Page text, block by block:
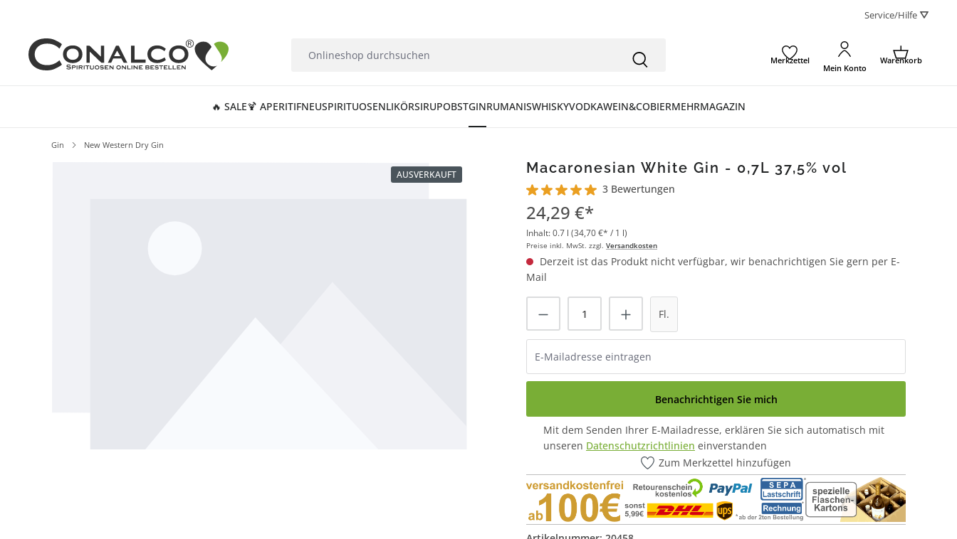
Service/Hilfe ⛛
Merkzettel
Mein Konto
Warenkorb
🔥 SALE🍹 APERITIFNEUSPIRITUOSENLIKÖRSIRUPOBSTGINRUMANISWHISKYVODKAWEIN&COBIERMEHRMAGAZIN
Gin New Western Dry Gin
AUSVERKAUFT Macaronesian White Gin - 0,7L 37,5% vol
Durchschnittliche Bewertung von 5 von 5 Sternen
3 Bewertungen
24,29 €*
Inhalt:0.7 l (34,70 €* / 1 l)
Preise inkl. MwSt. zzgl. Versandkosten
Derzeit ist das Produkt nicht verfügbar, wir benachrichtigen Sie gern per E-
Mail
Fl.
Benachrichtigen Sie mich
Mit dem Senden Ihrer E-Mailadresse, erklären Sie sich automatisch mit
unseren Datenschutzrichtlinien einverstanden
Zum Merkzettel hinzufügen